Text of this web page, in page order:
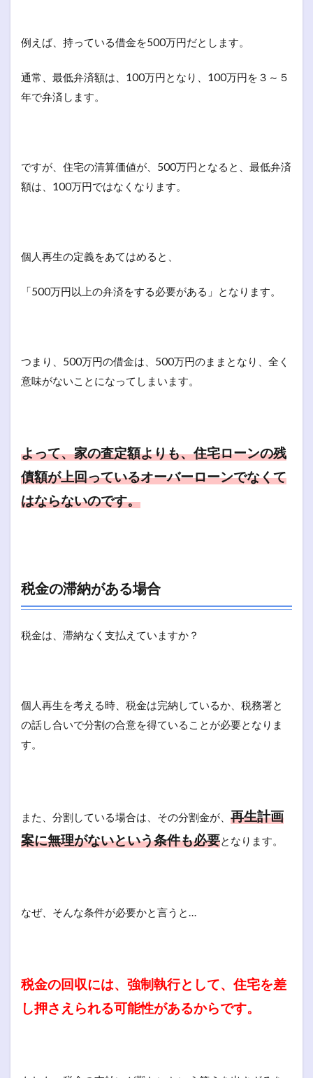
例えば、持っている借金を500万円だとします。
通常、最低弁済額は、100万円となり、100万円を３～５
年で弁済します。
ですが、住宅の清算価値が、500万円となると、最低弁済
額は、100万円ではなくなります。
個人再生の定義をあてはめると、
「500万円以上の弁済をする必要がある」となります。
つまり、500万円の借金は、500万円のままとなり、全く
意味がないことになってしまいます。
よって、家の査定額よりも、住宅ローンの残
債額が上回っているオーバーローンでなくて
はならないのです。
税金の滞納がある場合
税金は、滞納なく支払えていますか？
個人再生を考える時、税金は完納しているか、税務署と
の話し合いで分割の合意を得ていることが必要となりま
す。
また、分割している場合は、その分割金が、 再生計画
案に無理がないという条件も必要となります。
なぜ、そんな条件が必要かと言うと…
税金の回収には、強制執行として、住宅を差
し押さえられる可能性があるからです。